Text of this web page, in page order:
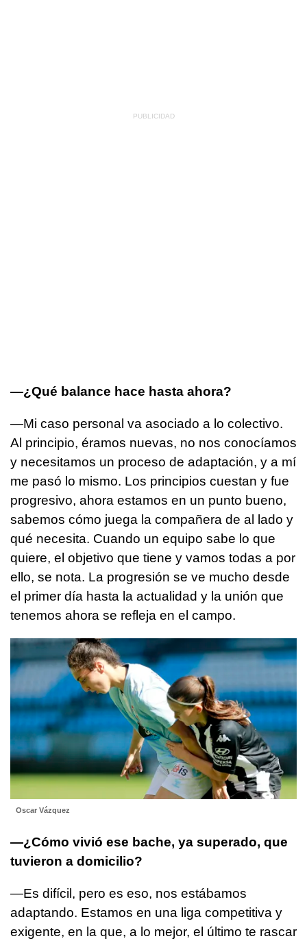
—¿Qué balance hace hasta ahora?
—Mi caso personal va asociado a lo colectivo.
Al principio, éramos nuevas, no nos conocíamos
y necesitamos un proceso de adaptación, y a mí
me pasó lo mismo. Los principios cuestan y fue
progresivo, ahora estamos en un punto bueno,
sabemos cómo juega la compañera de al lado y
qué necesita. Cuando un equipo sabe lo que
quiere, el objetivo que tiene y vamos todas a por
ello, se nota. La progresión se ve mucho desde
el primer día hasta la actualidad y la unión que
tenemos ahora se refleja en el campo.
Oscar Vázquez
—¿Cómo vivió ese bache, ya superado, que
tuvieron a domicilio?
—Es difícil, pero es eso, nos estábamos
adaptando. Estamos en una liga competitiva y
exigente, en la que, a lo mejor, el último te rascar